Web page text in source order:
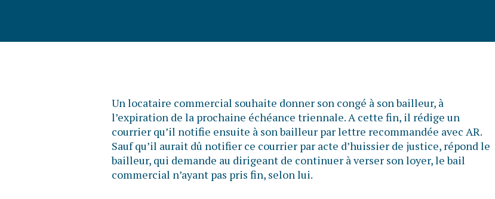
Un locataire commercial souhaite donner son congé à son bailleur, à
l’expiration de la prochaine échéance triennale. A cette fin, il rédige un
courrier qu’il notifie ensuite à son bailleur par lettre recommandée avec AR.
Sauf qu’il aurait dû notifier ce courrier par acte d’huissier de justice, répond le
bailleur, qui demande au dirigeant de continuer à verser son loyer, le bail
commercial n’ayant pas pris fin, selon lui.